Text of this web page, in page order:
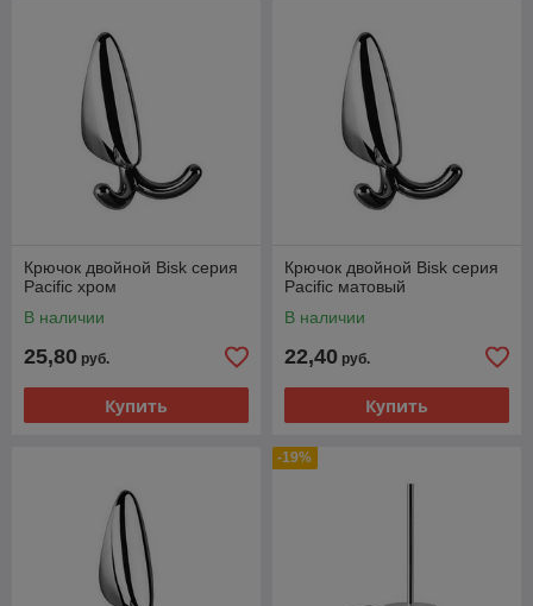
Крючок двойной Bisk серия
Pacific хром
В наличии
25,80 руб.
Купить
Крючок двойной Bisk серия
Pacific матовый
В наличии
22,40 руб.
Купить
-19%